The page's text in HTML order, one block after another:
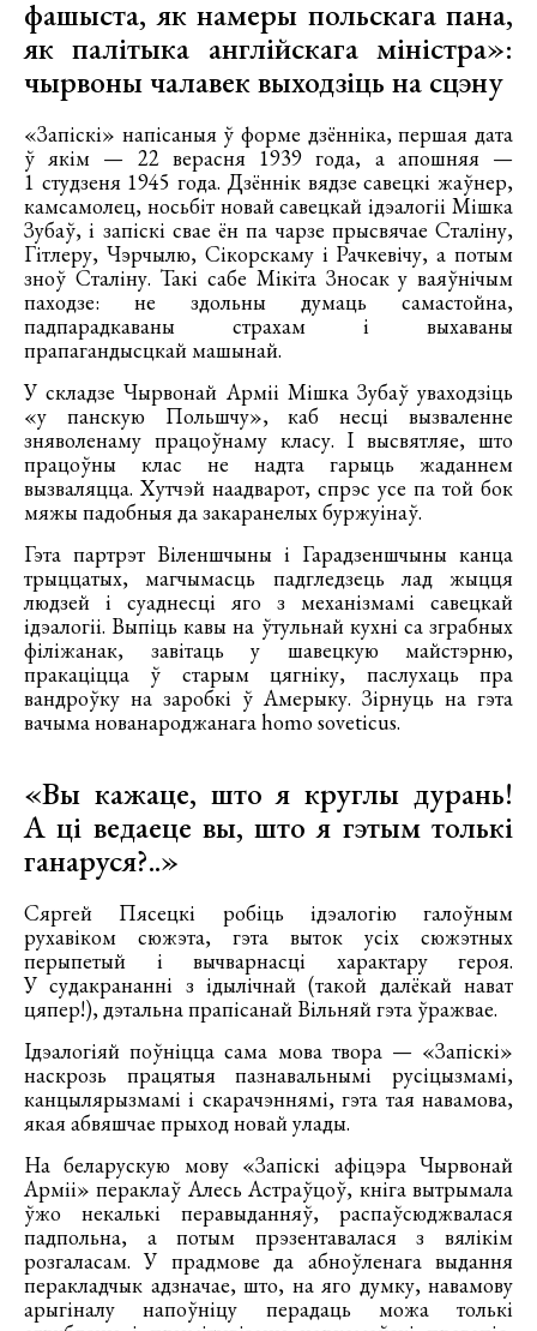
фашыста, як намеры польскага пана,
як палітыка англійскага міністра»:
чырвоны чалавек выходзіць на сцэну
«Запіскі» напісаныя ў форме дзённіка, першая дата
ў якім — 22 верасня 1939 года, а апошняя —
1 студзеня 1945 года. Дзённік вядзе савецкі жаўнер,
камсамолец, носьбіт новай савецкай ідэалогіі Мішка
Зубаў, і запіскі свае ён па чарзе прысвячае Сталіну,
Гітлеру, Чэрчылю, Сікорскаму і Рачкевічу, а потым
зноў Сталіну. Такі сабе Мікіта Зносак у ваяўнічым
паходзе: не здольны думаць самастойна,
падпарадкаваны страхам і выхаваны
прапагандысцкай машынай.
У складзе Чырвонай Арміі Мішка Зубаў уваходзіць
«у панскую Польшчу», каб несці вызваленне
зняволенаму працоўнаму класу. І высвятляе, што
працоўны клас не надта гарыць жаданнем
вызваляцца. Хутчэй наадварот, спрэс усе па той бок
мяжы падобныя да закаранелых буржуінаў.
Гэта партрэт Віленшчыны і Гарадзеншчыны канца
трыццатых, магчымасць падгледзець лад жыцця
людзей і суаднесці яго з механізмамі савецкай
ідэалогіі. Выпіць кавы на ўтульнай кухні са зграбных
філіжанак, завітаць у шавецкую майстэрню,
пракаціцца ў старым цягніку, паслухаць пра
вандроўку на заробкі ў Амерыку. Зірнуць на гэта
вачыма нованароджанага homo soveticus.
«Вы кажаце, што я круглы дурань!
А ці ведаеце вы, што я гэтым толькі
ганаруся?..»
Сяргей Пясецкі робіць ідэалогію галоўным
рухавіком сюжэта, гэта выток усіх сюжэтных
перыпетый і вычварнасці характару героя.
У судакрананні з ідылічнай (такой далёкай нават
цяпер!), дэтальна прапісанай Вільняй гэта ўражвае.
Ідэалогіяй поўніцца сама мова твора — «Запіскі»
наскрозь працятыя пазнавальнымі русіцызмамі,
канцылярызмамі і скарачэннямі, гэта тая навамова,
якая абвяшчае прыход новай улады.
На беларускую мову «Запіскі афіцэра Чырвонай
Арміі» пераклаў Алесь Астраўцоў, кніга вытрымала
ўжо некалькі перавыданняў, распаўсюджвалася
падпольна, а потым прэзентавалася з вялікім
розгаласам. У прадмове да абноўленага выдання
перакладчык адзначае, што, на яго думку, навамову
арыгіналу напоўніцу перадаць можа толькі